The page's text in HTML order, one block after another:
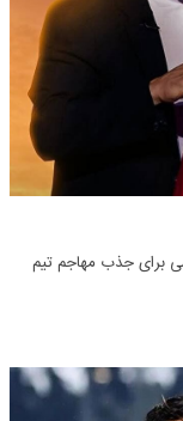
برای جذب مهاجم تیم